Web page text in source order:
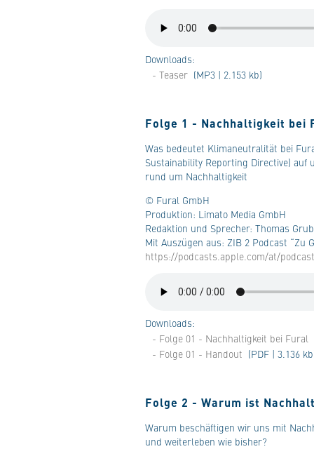
Downloads:
- Teaser (MP3 | 2.153 kb)
Folge 1 - Nachhaltigkeit bei
Was bedeutet Klimaneutralität bei
Sustainability Reporting Directive)
rund um Nachhaltigkeit
© Fural GmbH
Produktion: Limato Media GmbH
Redaktion und Sprecher: Thomas
Mit Auszügen aus: ZIB 2 Podcast “Zu
https://podcasts.apple.com/at/
Downloads:
- Folge 01 - Nachhaltigkeit bei Fural
- Folge 01 - Handout (PDF | 3.136
Folge 2 - Warum ist
Warum beschäftigen wir uns mit
und weiterleben wie bisher?